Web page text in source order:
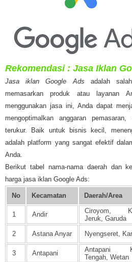
Rekomendasi : Jasa Iklan
Jasa iklan Google Ads adalah
memasarkan produk atau layanan
menggunakan jasa ini, Anda dapat
mengoptimalkan anggaran
terukur. Baik untuk bisnis kecil,
adalah platform yang sangat efektif
Anda.
Berikut tabel nama-nama daerah dan
harga jasa iklan Google Ads:
No Kecamatan Daerah/Area
1
Andir
Ciroyom,
Jeruk, Garuda
2
Astana Anyar Nyengseret,
3
Antapani
Antapani
Tengah, Wetan